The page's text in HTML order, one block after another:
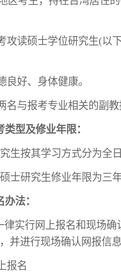
攻读硕士学位研究生(以
良好、身体健康。
名与报考专业相关的副
类型及修业年限：
生按其学习方式分为全
士研究生修业年限为三
法：
律实行网上报名和现场
并进行现场确认网报信息
报名